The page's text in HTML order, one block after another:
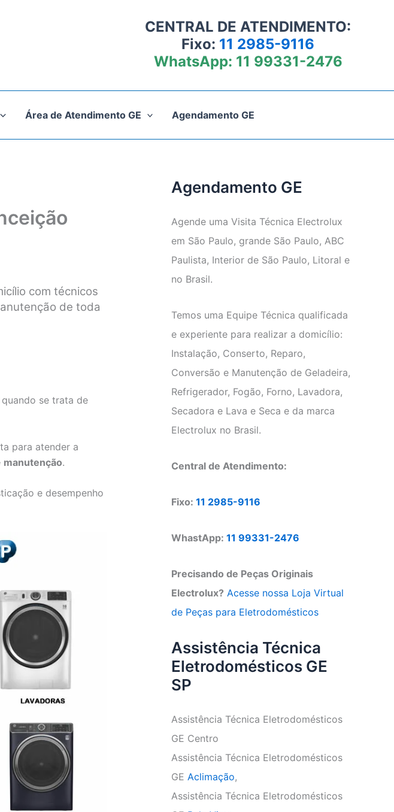
CENTRAL DE ATENDIMENTO:
Fixo: 11 2985-9116
WhatsApp: 11 99331-2476
Área de Atendimento GE Agendamento GE
com técnicos
de toda
se trata de
para atender a
manutenção.
e desempenho
Agendamento GE
Agende uma Visita Técnica Electrolux
em São Paulo, grande São Paulo, ABC
Paulista, Interior de São Paulo, Litoral e
no Brasil.
Temos uma Equipe Técnica qualificada
e experiente para realizar a domicílio:
Instalação, Conserto, Reparo,
Conversão e Manutenção de Geladeira,
Refrigerador, Fogão, Forno, Lavadora,
Secadora e Lava e Seca e da marca
Electrolux no Brasil.
Central de Atendimento:
Fixo: 11 2985-9116
WhastApp: 11 99331-2476
Precisando de Peças Originais
Electrolux? Acesse nossa Loja Virtual
de Peças para Eletrodomésticos
Assistência Técnica
Eletrodomésticos GE
SP
Assistência Técnica Eletrodomésticos
GE Centro
Assistência Técnica Eletrodomésticos
GE Aclimação,
Assistência Técnica Eletrodomésticos